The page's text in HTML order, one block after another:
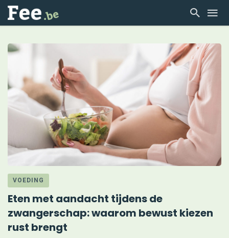
VOEDING
Eten met aandacht tijdens de
zwangerschap: waarom bewust kiezen
rust brengt